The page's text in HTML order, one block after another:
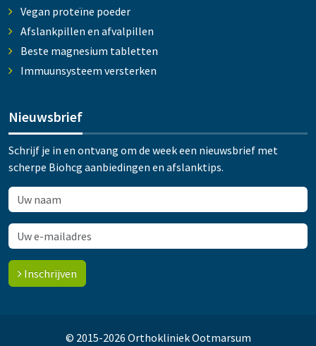
Vegan proteïne poeder
Afslankpillen en afvalpillen
Beste magnesium tabletten
Immuunsysteem versterken
Nieuwsbrief
Schrijf je in en ontvang om de week een nieuwsbrief met
scherpe Biohcg aanbiedingen en afslanktips.
Inschrijven
© 2015-2026 Orthokliniek Ootmarsum